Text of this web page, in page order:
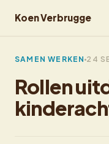
Koen Verbrugge
SAMEN WERKEN 24
Rollen